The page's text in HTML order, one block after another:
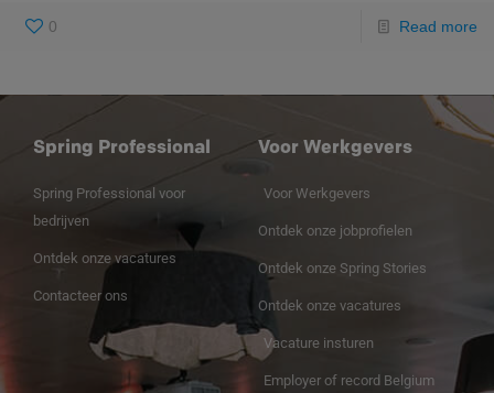
0 Read more
Spring Professional
Spring Professional voor
bedrijven
Ontdek onze vacatures
Contacteer ons
Voor Werkgevers
Voor Werkgevers
Ontdek onze jobprofielen
Ontdek onze Spring Stories
Ontdek onze vacatures
Vacature insturen
Employer of record Belgium